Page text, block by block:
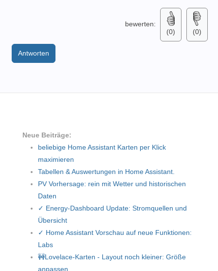
bewerten:
(0)
(0)
Antworten
Neue Beiträge:
beliebige Home Assistant Karten per Klick
maximieren
Tabellen & Auswertungen in Home Assistant.
PV Vorhersage: rein mit Wetter und historischen
Daten
✓ Energy-Dashboard Update: Stromquellen und
Übersicht
✓ Home Assistant Vorschau auf neue Funktionen:
Labs
🚧Lovelace-Karten - Layout noch kleiner: Größe
anpassen